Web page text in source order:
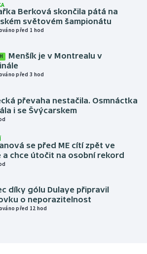
Berková skončila pátá na
světovém šampionátu
před 1 hod
Menšík je v Montrealu v
před 3 hod
převaha nestačila. Osmnáctka
i se Švýcarskem
se před ME cítí zpět ve
a chce útočit na osobní rekord
díky gólu Dulaye připravil
o neporazitelnost
před 12 hod